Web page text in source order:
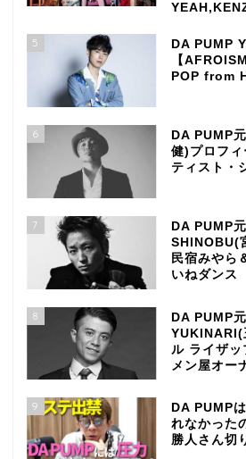
5
DA PUMP
【
POP from
6
DA PUMP
健)プロフ
ティスト・
7
DA PUMP
SHINOBU(
民宿みやら
いねダンス
8
DA PUMP
YUKINARI(
ル ライザッ
メン屋オー
9
DA PUMP
れなかった
勝人さん切